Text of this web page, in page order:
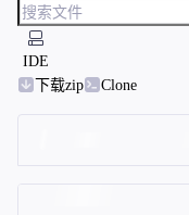
IDE
下载zip
Clone